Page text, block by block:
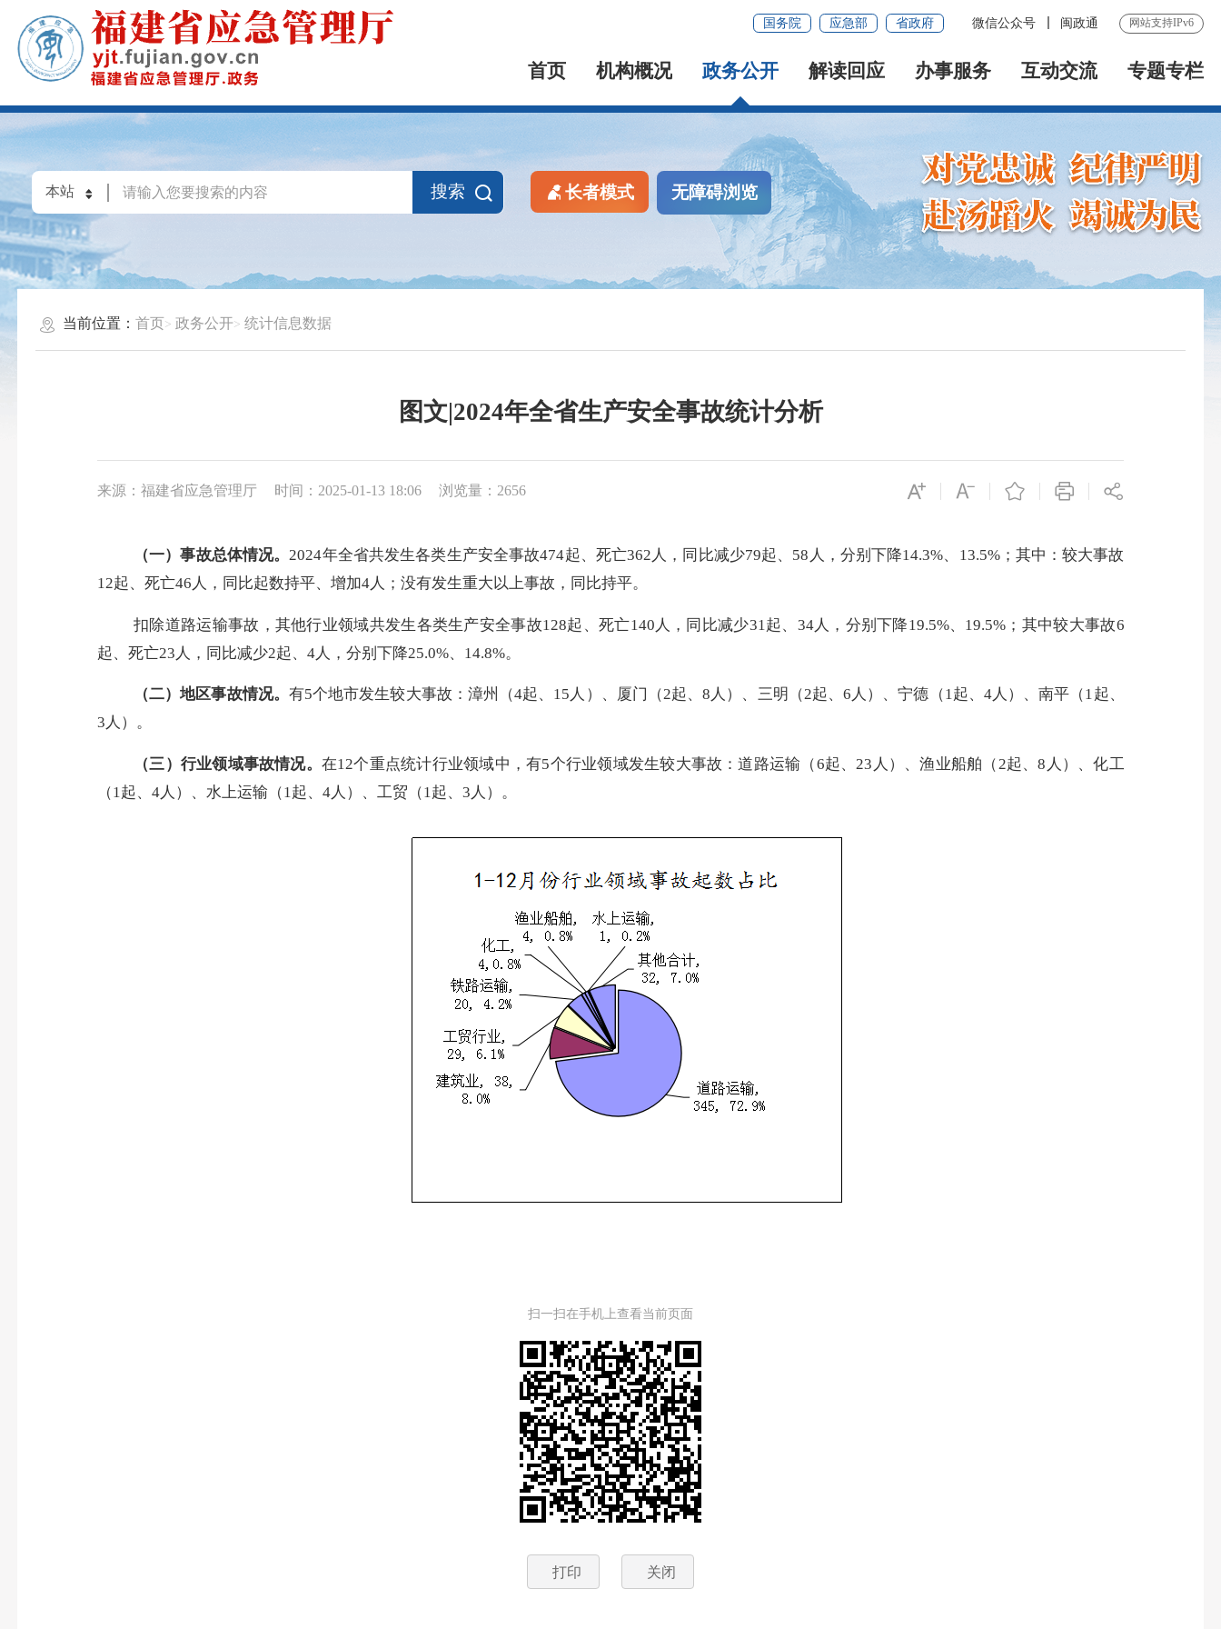
国务院 应急部 省政府 微信公众号 闽政通 网站支持IPv6
首页 机构概况 政务公开 解读回应 办事服务 互动交流 专题专栏
搜索 长者模式 无障碍浏览
当前位置：首页 政务公开 统计信息数据
图文|2024年全省生产安全事故统计分析
来源：福建省应急管理厅 时间：2025-01-13 18:06 浏览量：2656
（一）事故总体情况。2024年全省共发生各类生产安全事故474起、死亡362 人，同比减少79起、 58 人，分别下降14.3%、 13.5%；其中：较大事故
12起、死亡46 人，同比起数持平、 增加4人；没有发生重大以上事故，同比持平。
扣除道路运输事故，其他行业领域共发生各类生产安全事故128起、死亡140 人，同比减少31起、 34人，分别下降19.5%、 19.5%；其中较大事故6
起、死亡23 人，同比减少2起、4人， 分别下降25.0%、 14.8%。
（二）地区事故情况。 有5个地市发生较大事故：漳州（4起、 15 人）、厦门 （2起、8人）、 三明 （2起、6 人） 、宁德（1起、4人 ）、南平（1起、
3人）。
（三）行业领域事故情况。 在12个重点统计行业领域中，有5个行业领域发生较大事故：道路运输（6起、23 人）、渔业船舶（2起、8 人） 、化工
（1起、4人）、 水上运输（1起、4人 ）、工贸 （1起、3人 ） 。
扫一扫在手机上查看当前页面
打印 关闭